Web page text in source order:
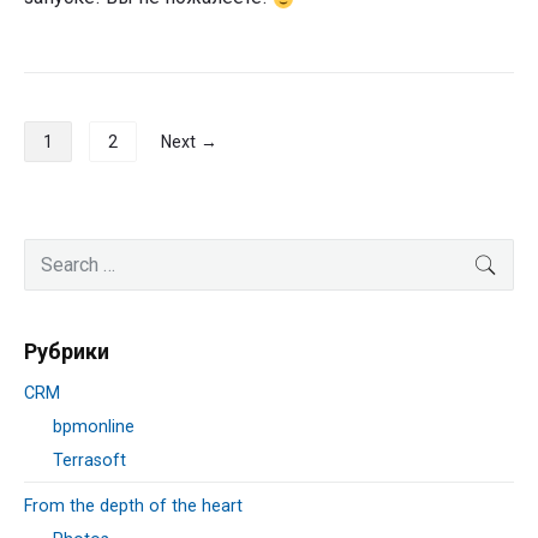
Навигация
по
1 2 Next →
Primary
Sidebar
for:
Рубрики
CRM
bpmonline
Terrasoft
From the depth of the heart